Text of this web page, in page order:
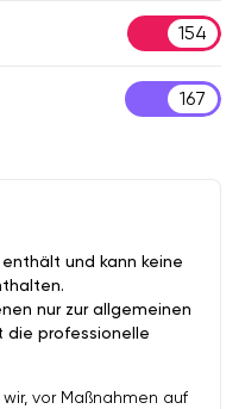
154
167
und kann keine
nur zur allgemeinen
die professionelle
vor Maßnahmen auf